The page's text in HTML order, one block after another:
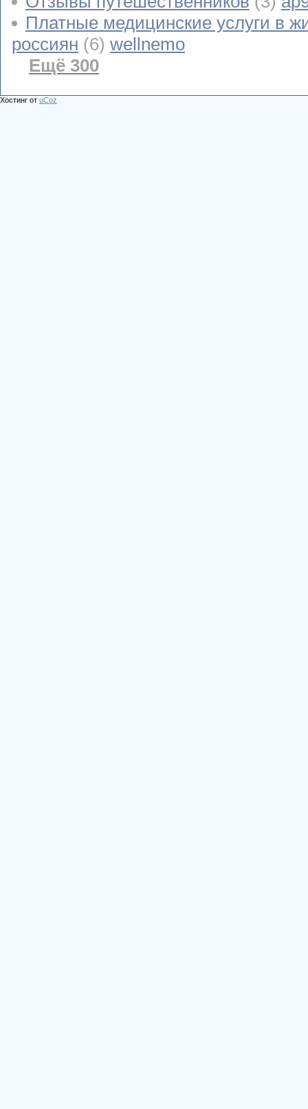
Платные медицинские услуги в
россиян (6) wellnemo
Ещё 300
Хостинг от uCoz